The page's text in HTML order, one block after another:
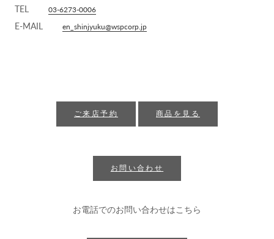
TEL 03-6273-0006
E-MAIL en_shinjyuku@wspcorp.jp
ご来店予約 商品を見る
お問い合わせ
お電話でのお問い合わせはこちら